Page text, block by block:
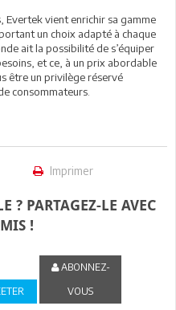
Evertek vient enrichir sa gamme
un choix adapté à chaque
ait la possibilité de s’équiper
et ce, à un prix abordable
être un privilège réservé
consommateurs.
Imprimer
? PARTAGEZ-LE AVEC
!
ABONNEZ-
VOUS